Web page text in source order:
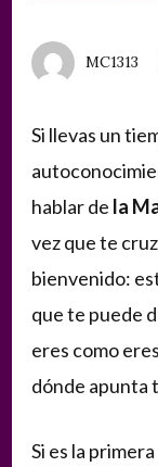
MC1313
Si llevas un
hablar de la
vez que te
bienvenido:
que te puede
eres como
dónde apunta
Si es la